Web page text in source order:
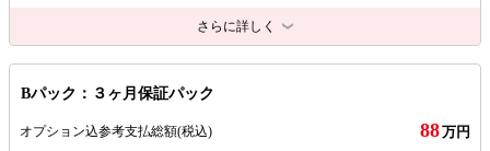
さらに詳しく
Bパック：３ヶ月保証パック
オプション込参考支払総額(税込) 88万円